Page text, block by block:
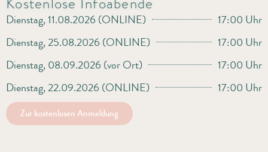
Dienstag, 11.08.2026 (ONLINE)
17:00 Uhr
Dienstag, 25.08.2026 (ONLINE)
17:00 Uhr
Dienstag, 08.09.2026 (vor Ort)
17:00 Uhr
Dienstag, 22.09.2026 (ONLINE)
17:00 Uhr
Zur kostenlosen Anmeldung